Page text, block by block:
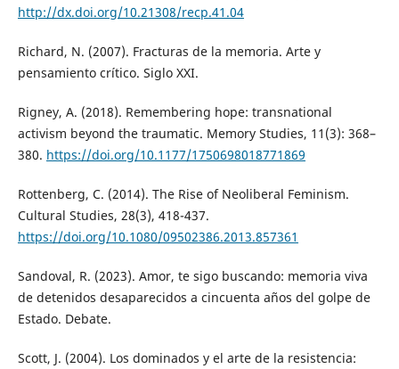
http://dx.doi.org/10.21308/recp.41.04
Richard, N. (2007). Fracturas de la memoria. Arte y
pensamiento crítico. Siglo XXI.
Rigney, A. (2018). Remembering hope: transnational
activism beyond the traumatic. Memory Studies, 11(3): 368–
380. https://doi.org/10.1177/1750698018771869
Rottenberg, C. (2014). The Rise of Neoliberal Feminism.
Cultural Studies, 28(3), 418-437.
https://doi.org/10.1080/09502386.2013.857361
Sandoval, R. (2023). Amor, te sigo buscando: memoria viva
de detenidos desaparecidos a cincuenta años del golpe de
Estado. Debate.
Scott, J. (2004). Los dominados y el arte de la resistencia: